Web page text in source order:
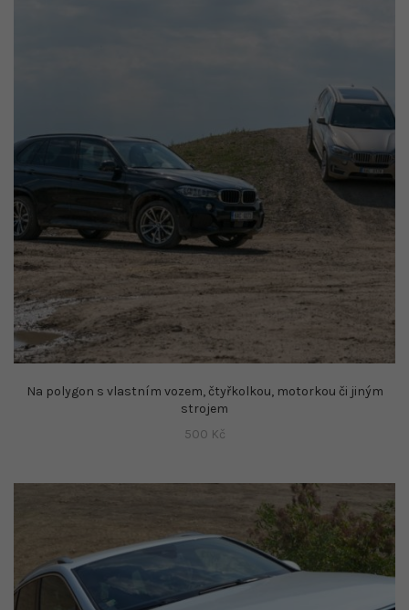
Na polygon s vlastním vozem, čtyřkolkou, motorkou či jiným
strojem
500 Kč